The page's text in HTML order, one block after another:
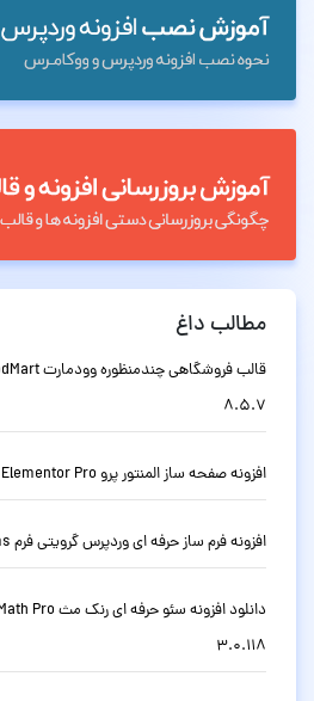
مطالب داغ
8.5.7
افزونه صفحه ساز المنتور پرو Elementor Pro وردپرس نسخه 4.2.1
افزونه فرم ساز حرفه ای وردپرس گرویتی فرم Gravity Forms نسخه 3.0.0
3.0.118